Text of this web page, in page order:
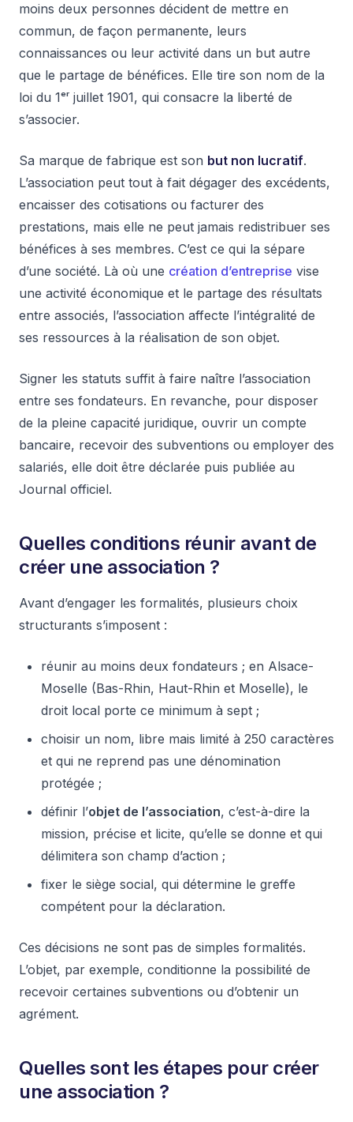
moins deux personnes décident de mettre en
commun, de façon permanente, leurs
connaissances ou leur activité dans un but autre
que le partage de bénéfices. Elle tire son nom de la
loi du 1ᵉʳ juillet 1901, qui consacre la liberté de
s’associer.
Sa marque de fabrique est son but non lucratif.
L’association peut tout à fait dégager des excédents,
encaisser des cotisations ou facturer des
prestations, mais elle ne peut jamais redistribuer ses
bénéfices à ses membres. C’est ce qui la sépare
d’une société. Là où une création d’entreprise vise
une activité économique et le partage des résultats
entre associés, l’association affecte l’intégralité de
ses ressources à la réalisation de son objet.
Signer les statuts suffit à faire naître l’association
entre ses fondateurs. En revanche, pour disposer
de la pleine capacité juridique, ouvrir un compte
bancaire, recevoir des subventions ou employer des
salariés, elle doit être déclarée puis publiée au
Journal officiel.
Quelles conditions réunir avant de
créer une association ?
Avant d’engager les formalités, plusieurs choix
structurants s’imposent :
réunir au moins deux fondateurs ; en Alsace-
Moselle (Bas-Rhin, Haut-Rhin et Moselle), le
droit local porte ce minimum à sept ;
choisir un nom, libre mais limité à 250 caractères
et qui ne reprend pas une dénomination
protégée ;
définir l’objet de l’association, c’est-à-dire la
mission, précise et licite, qu’elle se donne et qui
délimitera son champ d’action ;
fixer le siège social, qui détermine le greffe
compétent pour la déclaration.
Ces décisions ne sont pas de simples formalités.
L’objet, par exemple, conditionne la possibilité de
recevoir certaines subventions ou d’obtenir un
agrément.
Quelles sont les étapes pour créer
une association ?